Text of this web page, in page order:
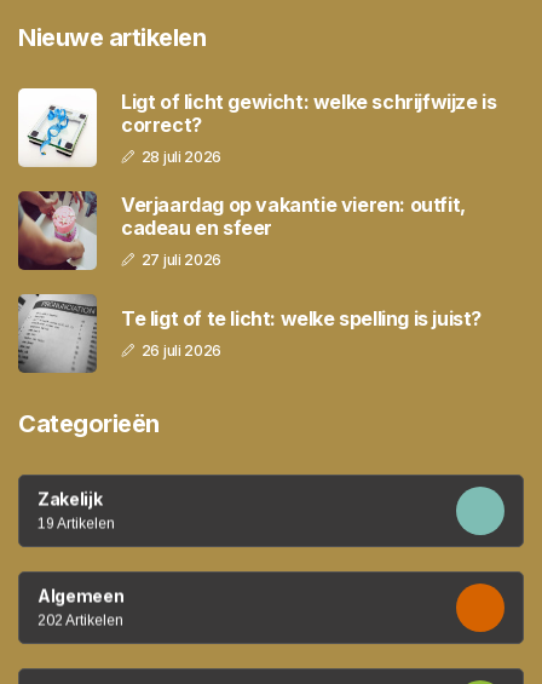
Nieuwe artikelen
Ligt of licht gewicht: welke schrijfwijze is
correct?
28 juli 2026
Verjaardag op vakantie vieren: outfit,
cadeau en sfeer
27 juli 2026
Te ligt of te licht: welke spelling is juist?
26 juli 2026
Categorieën
Zakelijk
19 Artikelen
Algemeen
202 Artikelen